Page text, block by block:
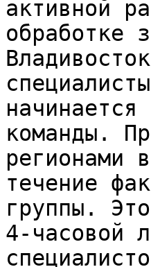
активной
обработке
команды.
регионами
течение
группы.
4-часовой